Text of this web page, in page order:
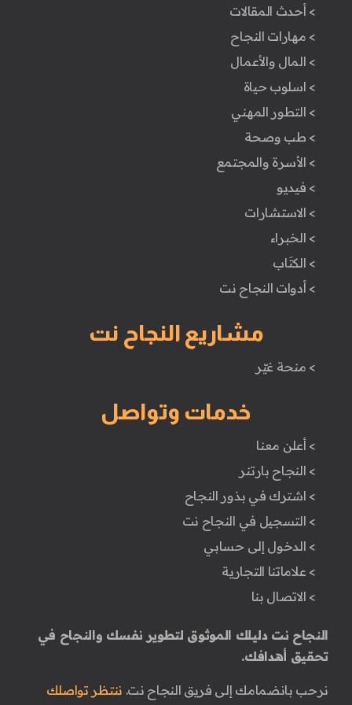
> أحدث المقالات
> مهارات النجاح
> المال والأعمال
> اسلوب حياة
> التطور المهني
> طب وصحة
> الأسرة والمجتمع
> فيديو
> الاستشارات
> الخبراء
> الكتَاب
> أدوات النجاح نت
مشاريع النجاح نت
> منحة غيّر
خدمات وتواصل
> أعلن معنا
> النجاح بارتنر
> اشترك في بذور النجاح
> التسجيل في النجاح نت
> الدخول إلى حسابي
> علاماتنا التجارية
> الاتصال بنا
النجاح نت دليلك الموثوق لتطوير نفسك والنجاح في
تحقيق أهدافك.
نرحب بانضمامك إلى فريق النجاح نت. ننتظر تواصلك